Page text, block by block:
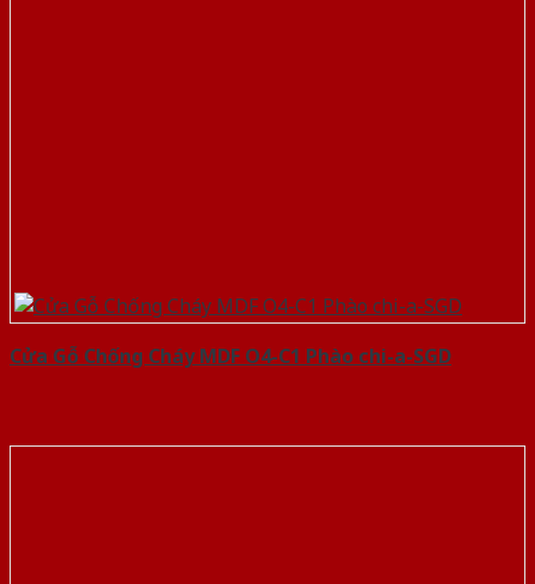
Cửa Gỗ Chống Cháy MDF O4-C1 Phào chi-a-SGD